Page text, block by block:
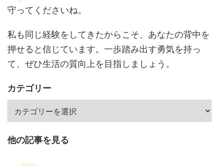
守ってくださいね。
私も同じ経験をしてきたからこそ、あなたの背中を
押せると信じています。一歩踏み出す勇気を持っ
て、ぜひ生活の質向上を目指しましょう。
カテゴリー
他の記事を見る